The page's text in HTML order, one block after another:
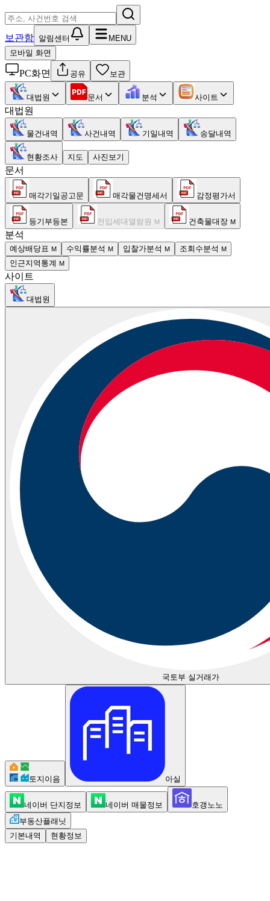
보관함 알림센터
MENU
모바일 화면
PC화면 공유 보관
대법원 문서 분석 사이트
대법원
물건내역 사건내역 기일내역 송달내역
현황조사 지도 사진보기
문서
매각기일공고문 매각물건명세서 감정평가서
등기부등본 전입세대열람원 M 건축물대장 M
분석
예상배당표 M 수익률분석 M 입찰가분석 M 조회수분석 M
인근지역통계 M
사이트
대법원
국토부 실거래가
토지이음 아실
네이버 단지정보 네이버 매물정보
호갱노노
부동산플래닛
기본내역
현황정보